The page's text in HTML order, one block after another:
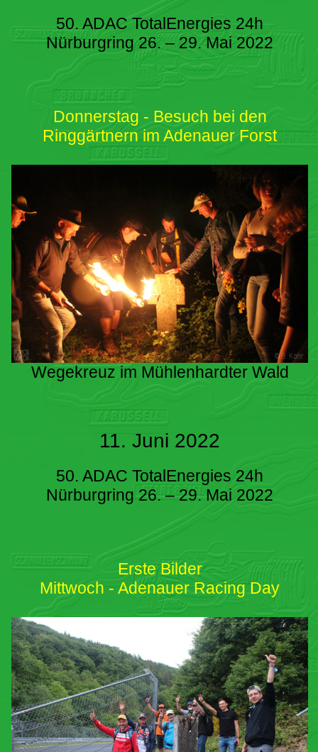
50. ADAC TotalEnergies 24h
Nürburgring 26. – 29. Mai 2022
Donnerstag - Besuch bei den
Ringgärtnern im Adenauer Forst
Wegekreuz im Mühlenhardter Wald
11. Juni 2022
50. ADAC TotalEnergies 24h
Nürburgring 26. – 29. Mai 2022
Erste Bilder
Mittwoch - Adenauer Racing Day